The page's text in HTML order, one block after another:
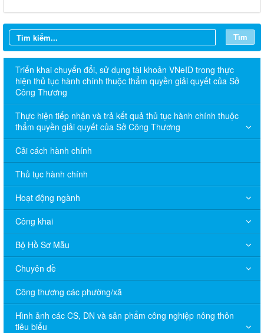
Tìm
Triển khai chuyển đổi, sử dụng tài khoản VNeID trong thực
hiện thủ tục hành chính thuộc thẩm quyền giải quyết của Sở
Công Thương
Thực hiện tiếp nhận và trả kết quả thủ tục hành chính thuộc
thẩm quyền giải quyết của Sở Công Thương
Cải cách hành chính
Thủ tục hành chính
Hoạt động ngành
Công khai
Bộ Hồ Sơ Mẫu
Chuyên đề
Công thương các phường/xã
Hình ảnh các CS, DN và sản phẩm công nghiệp nông thôn
tiêu biểu